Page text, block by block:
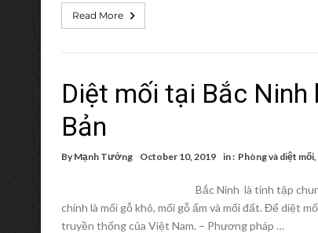
Read More
Diệt mối tại Bắc
Bản
By Mạnh Tưởng October 10, 2019 in : Phòng và diệt mối,
Bắc Ninh là tỉnh tập
chính là mối gỗ khô, mối gỗ ẩm và mối đất. Để diệt
truyền thống của Việt Nam. – Phương pháp …